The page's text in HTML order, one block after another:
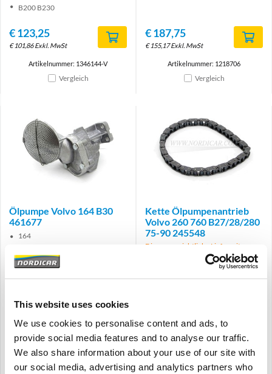
This website uses cookies
We use cookies to personalise content and ads, to
provide social media features and to analyse our traffic.
We also share information about your use of our site with
our social media, advertising and analytics partners who
B200 B230
€123,25
€101,86 Exkl. MwSt
Artikelnummer: 1346144-V
Vergleich
€187,75
€155,17 Exkl. MwSt
Artikelnummer: 1218706
Vergleich
Ölpumpe Volvo 164 B30
461677
164
€219,75
Artikelnummer: 461677
Vergleich
Kette Ölpumpenantrieb
Volvo 260 760 B27/28/280
75-90 245548
Die voraussichtliche Lieferzeit
B27 B28 B280
€56,25
Artikelnummer: 245548
Vergleich